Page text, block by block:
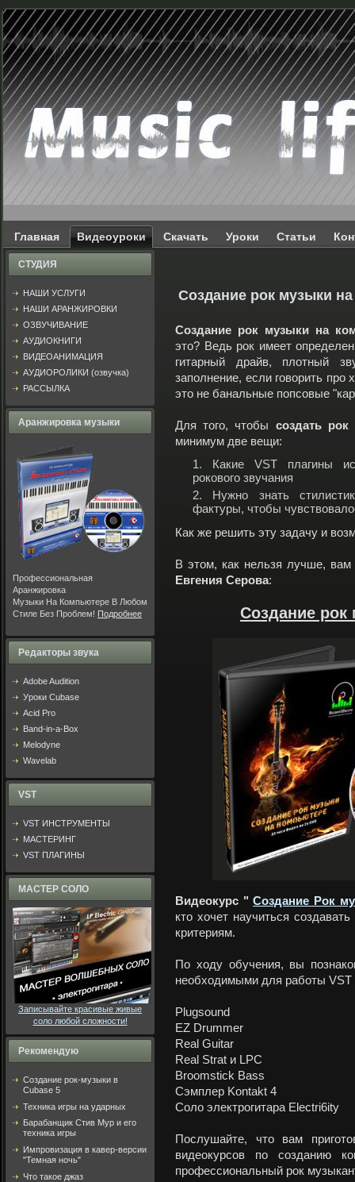
Главная Видеоуроки Скачать Уроки Статьи
СТУДИЯ
НАШИ УСЛУГИ
НАШИ АРАНЖИРОВКИ
ОЗВУЧИВАНИЕ
АУДИОКНИГИ
ВИДЕОАНИМАЦИЯ
АУДИОРОЛИКИ (озвучка)
РАССЫЛКА
Аранжировка музыки
Профессиональная
Аранжировка
Музыки На Компьютере В Любом
Стиле Без Проблем! Подробнее
Редакторы звука
Adobe Audition
Уроки Cubase
Acid Pro
Band-in-a-Box
Melodyne
Wavelab
VST
VST ИНСТРУМЕНТЫ
МАСТЕРИНГ
VST ПЛАГИНЫ
МАСТЕР СОЛО
Записывайте красивые живые
соло любой сложности!
Рекомендую
Создание рок-музыки в
Cubase 5
Техника игры на ударных
Барабанщик Стив Мур и его
техника игры
Импровизация в кавер-версии
"Темная ночь"
Что такое джаз
Создание рок музыки
Создание рок музыки на
это? Ведь рок имеет
гитарный драйв, плотный
заполнение, если говорить про
это не банальные попсовые
Для того, чтобы создать
минимум две вещи:
Какие VST плагины
рокового звучания
Нужно знать
фактуры, чтобы
Как же решить эту задачу и
В этом, как нельзя лучше,
Евгения Серова:
Создание
Видеокурс "Создание Рок
кто хочет научиться
критериям.
По ходу обучения, вы
необходимыми для работы VST
Plugsound
EZ Drummer
Real Guitar
Real Strat и LPC
Broomstick Bass
Сэмплер Kontakt 4
Соло электрогитара Electri6ity
Послушайте, что вам
видеокурсов по созданию
профессиональный рок